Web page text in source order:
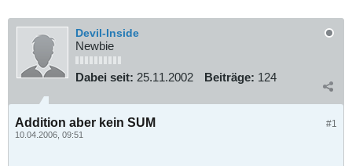
Devil-Inside
Newbie
Dabei seit: 25.11.2002 Beiträge: 124
#1
Addition aber kein SUM
10.04.2006, 09:51